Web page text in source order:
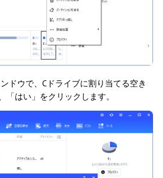
ドウで、Cドライブに割り当てる空き
はい」をクリックします。